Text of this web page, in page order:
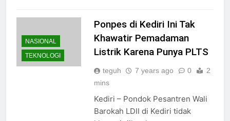
NASIONAL
TEKNOLOGI
Ponpes di Kediri Ini Tak
Khawatir Pemadaman
Listrik Karena Punya PLTS
teguh 7 years ago 0
2
mins
Kediri – Pondok Pesantren Wali
Barokah LDII di Kediri tidak